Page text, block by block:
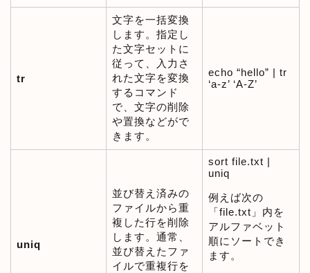
tr
文字を一括変換
します。指定し
た文字セットに
従って、入力さ
れた文字を変換
するコマンド
で、文字の削除
や置換などがで
きます。
echo “hello” | tr
‘a-z’ ‘A-Z’
uniq
並び替え済みの
ファイルから重
複した行を削除
します。通常、
並び替えたファ
イルで重複行を
sort file.txt |
uniq
例えば次の
「file.txt」内を
アルファベット
順にソートでき
ます。